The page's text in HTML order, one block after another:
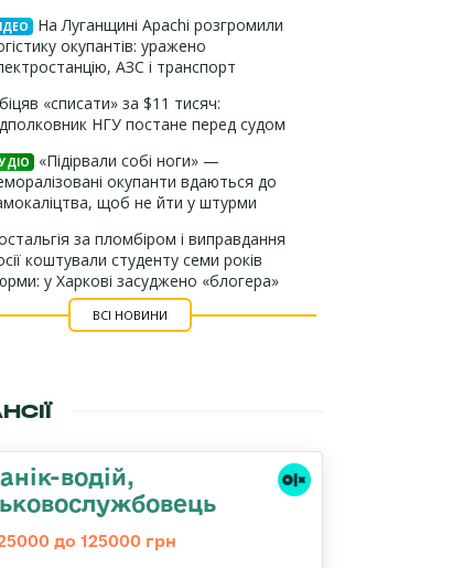
На Луганщині Apachi розгромили
окупантів: уражено
АЗС і транспорт
«списати» за $11 тисяч:
НГУ постане перед судом
«Підірвали собі ноги» —
окупанти вдаються до
щоб не йти у штурми
за пломбіром і виправдання
коштували студенту семи років
у Харкові засуджено «блогера»
ВСІ НОВИНИ
водій,
до 125000 грн